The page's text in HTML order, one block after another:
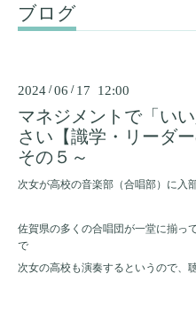
ブログ
2024 /06 / 17 12:00
マネジメントで「い
さい【識学・リーダ
その５～
次女が高校の音楽部（合唱部）に入
佐賀県の多くの合唱団が一堂に揃っ
で
次女の高校も演奏するというので、